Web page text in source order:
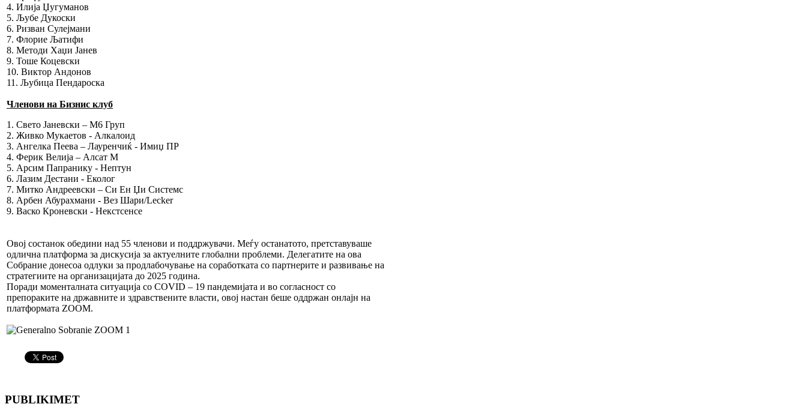
4. Илија Џугуманов
5. Љубе Дукоски
6. Ризван Сулејмани
7. Флорие Љатифи
8. Методи Хаџи Јанев
9. Тоше Коцевски
10. Виктор Андонов
11. Љубица Пендароска
Членови на Бизнис клуб
1. Свето Јаневски – М6 Груп
2. Живко Мукаетов - Алкалоид
3. Ангелка Пеева – Лауренчиќ - Имиџ ПР
4. Ферик Велија – Алсат М
5. Арсим Папранику - Нептун
6. Лазим Дестани - Еколог
7. Митко Андреевски – Си Ен Џи Системс
8. Арбен Абурахмани - Вез Шари/Lecker
9. Васко Кроневски - Некстсенсе
Овој состанок обедини над 55 членови и поддржувачи. Меѓу останатото, претставуваше
одлична платформа за дискусија за актуелните глобални проблеми. Делегатите на ова
Собрание донесоа одлуки за продлабочување на соработката со партнерите и развивање на
стратегиите на организацијата до 2025 година.
Поради моменталната ситуација со COVID – 19 пандемијата и во согласност со
препораките на државните и здравствените власти, овој настан беше оддржан онлајн на
платформата ZOOM.
PUBLIKIMET